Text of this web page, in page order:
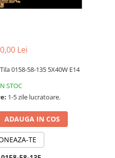
Lei
0158-58-135 5X40W E14
STOC
1-5 zile lucratoare.
ADAUGA IN COS
TE